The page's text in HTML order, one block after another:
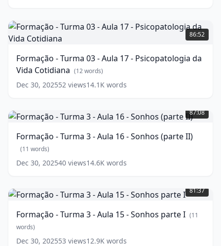
Chiste
e
sua
com
o
words)
Formação
-
Turma
Aula
17
da
Vida
words)
86:52
Formação - Turma 03 - Aula 17 - Psicopatologia da
Vida Cotidiana (12words)
Dec 30, 202552 views14.1K words
-
Turma
Aula
16
(parte
II)
words)
87:08
Formação - Turma 3 - Aula 16 - Sonhos (parte II)
(11 words)
Dec 30, 202540 views14.6K words
-
Turma
Aula
15
81:37
Formação - Turma 3 - Aula 15 - Sonhos parte I (11
words)
Dec 30, 202553 views12.9K words